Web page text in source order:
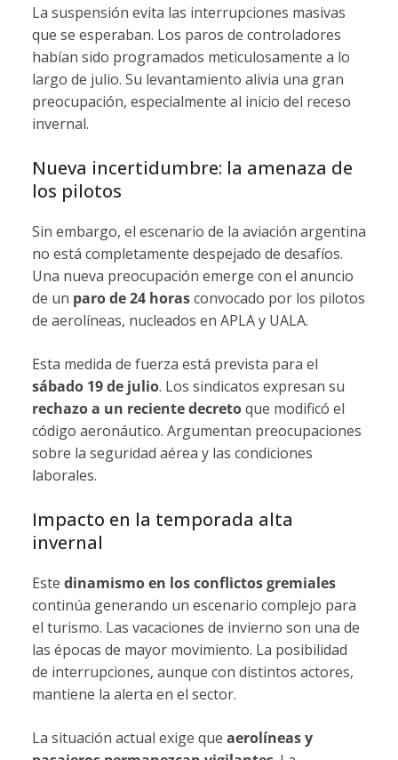
La suspensión evita las interrupciones masivas
que se esperaban. Los paros de controladores
habían sido programados meticulosamente a lo
largo de julio. Su levantamiento alivia una gran
preocupación, especialmente al inicio del receso
invernal.
Nueva incertidumbre: la amenaza de
los pilotos
Sin embargo, el escenario de la aviación argentina
no está completamente despejado de desafíos.
Una nueva preocupación emerge con el anuncio
de un paro de 24 horasconvocado por los pilotos
de aerolíneas, nucleados en APLA y UALA.
Esta medida de fuerza está prevista para el
sábado 19 de julio. Los sindicatos expresan su
rechazo a un reciente decretoque modificó el
código aeronáutico. Argumentan preocupaciones
sobre la seguridad aérea y las condiciones
laborales.
Impacto en la temporada alta
invernal
Este dinamismo en los conflictos gremiales
continúa generando un escenario complejo para
el turismo. Las vacaciones de invierno son una de
las épocas de mayor movimiento. La posibilidad
de interrupciones, aunque con distintos actores,
mantiene la alerta en el sector.
La situación actual exige que aerolíneas y